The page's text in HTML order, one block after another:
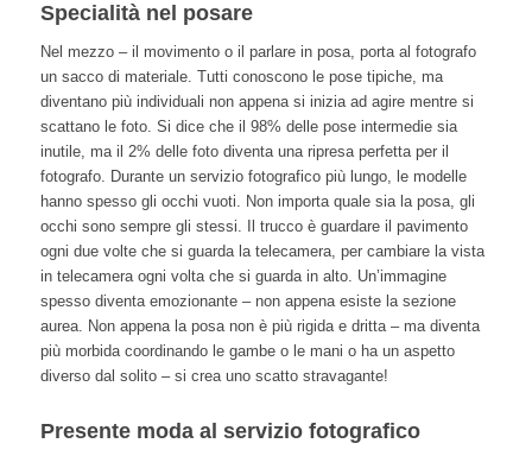
Specialità nel posare
Nel mezzo – il movimento o il parlare in posa, porta al fotografo
un sacco di materiale. Tutti conoscono le pose tipiche, ma
diventano più individuali non appena si inizia ad agire mentre si
scattano le foto. Si dice che il 98% delle pose intermedie sia
inutile, ma il 2% delle foto diventa una ripresa perfetta per il
fotografo. Durante un servizio fotografico più lungo, le modelle
hanno spesso gli occhi vuoti. Non importa quale sia la posa, gli
occhi sono sempre gli stessi. Il trucco è guardare il pavimento
ogni due volte che si guarda la telecamera, per cambiare la vista
in telecamera ogni volta che si guarda in alto. Un’immagine
spesso diventa emozionante – non appena esiste la sezione
aurea. Non appena la posa non è più rigida e dritta – ma diventa
più morbida coordinando le gambe o le mani o ha un aspetto
diverso dal solito – si crea uno scatto stravagante!
Presente moda al servizio fotografico